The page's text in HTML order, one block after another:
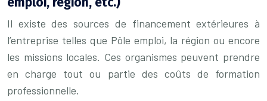
Il existe des sources de financement extérieures à
l’entreprise telles que Pôle emploi, la région ou encore
les missions locales. Ces organismes peuvent prendre
en charge tout ou partie des coûts de formation
professionnelle.